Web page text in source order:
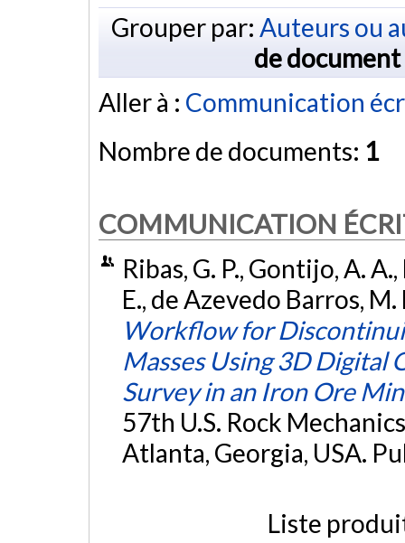
Grouper par: Auteurs ou
de document
Aller à : Communication
Nombre de documents: 1
COMMUNICATION
Ribas, G. P., Gontijo, A.
E., de Azevedo Barros,
Workflow for
Masses Using 3D Digital
Survey in an Iron Ore
57th U.S. Rock
Atlanta, Georgia, USA.
Liste